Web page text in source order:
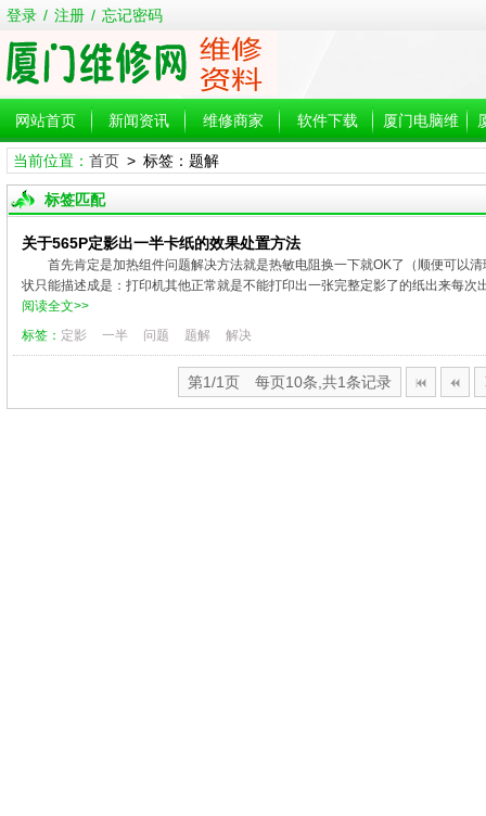
登录 / 注册 / 忘记密码
网站首页 新闻资讯 维修商家 软件下载 厦门电脑维
当前位置： 首页> 标签：题解
标签匹配
关于565P定影出一半卡纸的效果处置方法
首先肯定是加热组件问题解决方法就是热敏电阻换一下就OK了（顺便可以
状只能描述成是：打印机其他正常就是不能打印出一张完整定影了的纸出来每
阅读全文>>
标签： 定影 一半 问题 题解 解决
第1/1页 每页10条,共1条记录